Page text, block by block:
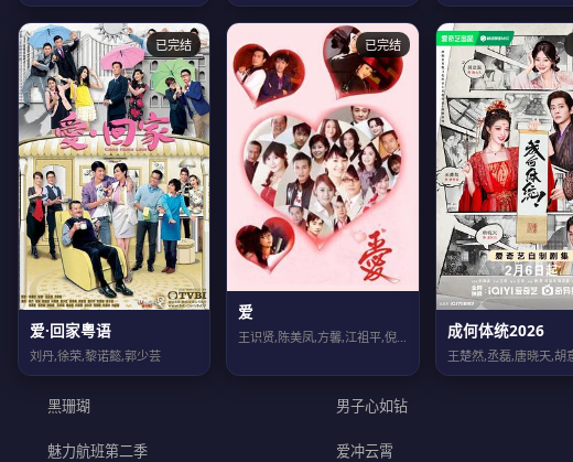
已完结
爱·回家粤语
刘丹,徐荣,黎诺懿,郭少芸
已完结
爱
王识贤,陈美凤,方馨,江祖平,倪齐民,刘至翰,崔浩然 成何体统2026
黑珊瑚 男子心如钻
魅力航班第二季 爱冲云霄